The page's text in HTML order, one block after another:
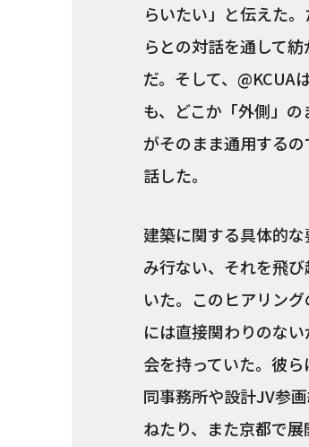
らいたい」と伝えた
らとの対話を通して
だ。そして、@KCUA
も、どこか「外側」
がそのまま通用する
話した。
建築に関する具体的
み行ない、それを飛
いた。このヒアリン
には直接関わりのな
会を持っていた。彼
同事務所や設計JV参
ねたり、また京都で